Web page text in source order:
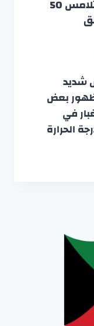
طقس الخميس: حرارة شديدة تلامس 50
شديد
ظهور بعض
في
الحرارة